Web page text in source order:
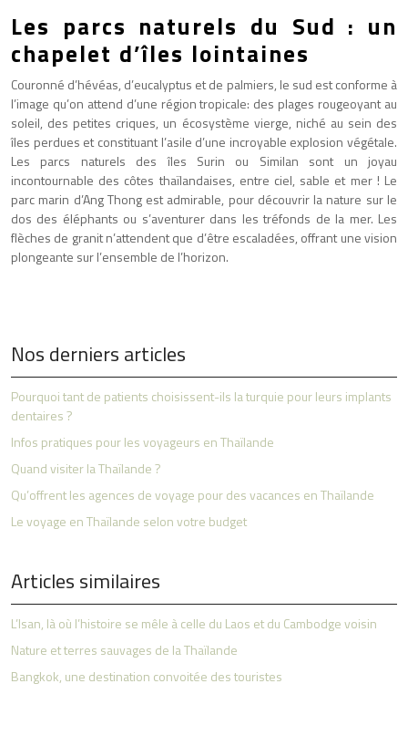
Les parcs naturels du Sud : un
chapelet d’îles lointaines
Couronné d’hévéas, d’eucalyptus et de palmiers, le sud est conforme à
l’image qu’on attend d’une région tropicale: des plages rougeoyant au
soleil, des petites criques, un écosystème vierge, niché au sein des
îles perdues et constituant l’asile d’une incroyable explosion végétale.
Les parcs naturels des îles Surin ou Similan sont un joyau
incontournable des côtes thaïlandaises, entre ciel, sable et mer ! Le
parc marin d’Ang Thong est admirable, pour découvrir la nature sur le
dos des éléphants ou s’aventurer dans les tréfonds de la mer. Les
flèches de granit n’attendent que d’être escaladées, offrant une vision
plongeante sur l’ensemble de l’horizon.
Nos derniers articles
Pourquoi tant de patients choisissent-ils la turquie pour leurs implants
dentaires ?
Infos pratiques pour les voyageurs en Thaïlande
Quand visiter la Thaïlande ?
Qu’offrent les agences de voyage pour des vacances en Thaïlande
Le voyage en Thaïlande selon votre budget
Articles similaires
L’Isan, là où l’histoire se mêle à celle du Laos et du Cambodge voisin
Nature et terres sauvages de la Thaïlande
Bangkok, une destination convoitée des touristes